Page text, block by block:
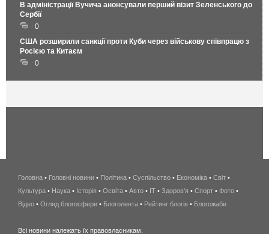
В адміністрації Вучича анонсували перший візит Зеленського до
Сербії
0
США розширили санкції проти Куби через військову співпрацю з
Росією та Китаєм
0
беспроводной
интернет
киев
Головна • Головні новини • Політика • Суспільство • Економіка • Світ •
Культура • Наука • Історія • Освіта • Авто • IT • Здоров'я • Спорт • Фото •
Відео • Огляд блогосфери • Блоголента • Рейтинг блогів • Блогожаби
Всі новини належать їх правовласникам.